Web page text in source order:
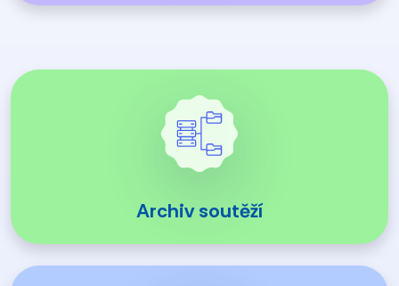
Archiv soutěží